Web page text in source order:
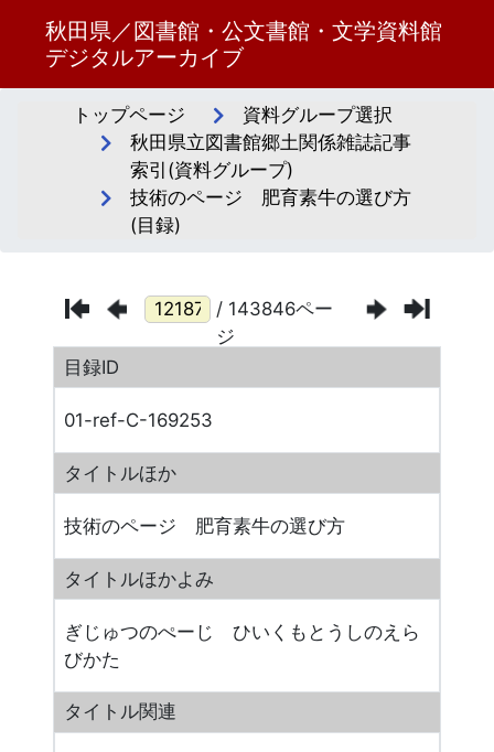
秋田県／図書館・公文書館・文学資料館
デジタルアーカイブ
トップページ
資料グループ選択
秋田県立図書館郷土関係雑誌記事
索引(資料グループ)
技術のページ 肥育素牛の選び方
(目録)
/ 143846ペー
ジ
目録ID
01-ref-C-169253
タイトルほか
技術のページ 肥育素牛の選び方
タイトルほかよみ
ぎじゅつのぺーじ ひいくもとうしのえら
びかた
タイトル関連